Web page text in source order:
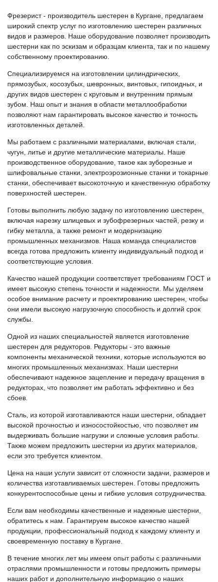
Фрезерист - производитель шестерен в Кургане, предлагаем
широкий спектр услуг по изготовлению шестерен различных
видов и размеров. Наше оборудование позволяет производить
шестерни как по эскизам и образцам клиента, так и по нашему
собственному проектированию.
Специализируемся на изготовлении цилиндрических,
прямозубых, косозубых, шевронных, винтовых, гипоидных, и
других видов шестерен с круговым и внутренним прямым
зубом. Наш опыт и знания в области металлообработки
позволяют нам гарантировать высокое качество и точность
изготовленных деталей.
Мы работаем с различными материалами, включая стали,
чугун, литье и другие металлические материалы. Наше
производственное оборудование, такое как зуборезные и
шлифовальные станки, электроэрозионные станки и токарные
станки, обеспечивает высокоточную и качественную обработку
поверхностей шестерен.
Готовы выполнить любую задачу по изготовлению шестерен,
включая нарезку шлицевых и зубофрезерных частей, резку и
гибку металла, а также ремонт и модернизацию
промышленных механизмов. Наша команда специалистов
всегда готова предложить клиенту индивидуальный подход и
соответствующие условия.
Качество нашей продукции соответствует требованиям ГОСТ и
имеет высокую степень точности и надежности. Мы уделяем
особое внимание расчету и проектированию шестерен, чтобы
они имели высокую нагрузочную способность и долгий срок
службы.
Одной из наших специальностей является изготовление
шестерен для редукторов. Редукторы - это важные
компоненты механической техники, которые используются во
многих промышленных механизмах. Наши шестерни
обеспечивают надежное зацепление и передачу вращения в
редукторах, что позволяет им работать эффективно и без
сбоев.
Сталь, из которой изготавливаются наши шестерни, обладает
высокой прочностью и износостойкостью, что позволяет им
выдерживать большие нагрузки и сложные условия работы.
Также можем предложить шестерни из других материалов,
если это требуется клиентом.
Цена на наши услуги зависит от сложности задачи, размеров и
количества изготавливаемых шестерен. Готовы предложить
конкурентоспособные цены и гибкие условия сотрудничества.
Если вам необходимы качественные и надежные шестерни,
обратитесь к нам. Гарантируем высокое качество нашей
продукции, профессиональный подход к каждому клиенту и
своевременную поставку в Кургане.
В течение многих лет мы имеем опыт работы с различными
отраслями промышленности и готовы предложить примеры
наших работ и дополнительную информацию о наших